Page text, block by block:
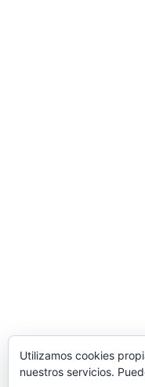
Utilizamos cookies
nuestros servicios.